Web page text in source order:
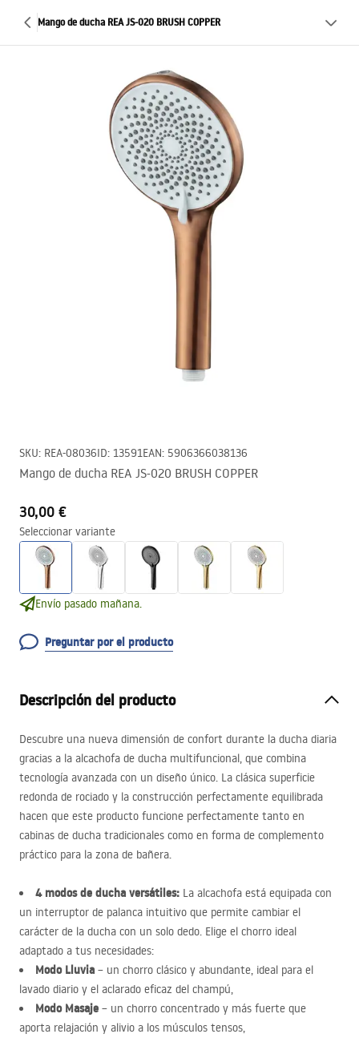
Mango de ducha REA JS-020 BRUSH COPPER
SKU: REA-08036ID: 13591EAN: 5906366038136
Mango de ducha REA JS-020 BRUSH COPPER
30,00 €
Seleccionar variante
Envío pasado mañana.
Preguntar por el producto
Descripción del producto
Descubre una nueva dimensión de confort durante la ducha diaria
gracias a la alcachofa de ducha multifuncional, que combina
tecnología avanzada con un diseño único. La clásica superficie
redonda de rociado y la construcción perfectamente equilibrada
hacen que este producto funcione perfectamente tanto en
cabinas de ducha tradicionales como en forma de complemento
práctico para la zona de bañera.
4 modos de ducha versátiles: La alcachofa está equipada con
un interruptor de palanca intuitivo que permite cambiar el
carácter de la ducha con un solo dedo. Elige el chorro ideal
adaptado a tus necesidades:
Modo Lluvia – un chorro clásico y abundante, ideal para el
lavado diario y el aclarado eficaz del champú,
Modo Masaje – un chorro concentrado y más fuerte que
aporta relajación y alivio a los músculos tensos,